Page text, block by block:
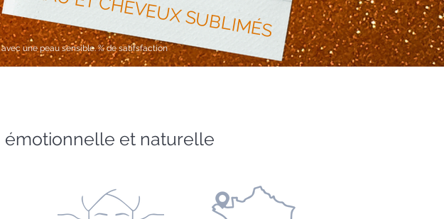
une peau sensible. % de satifsfaction
émotionnelle et naturelle